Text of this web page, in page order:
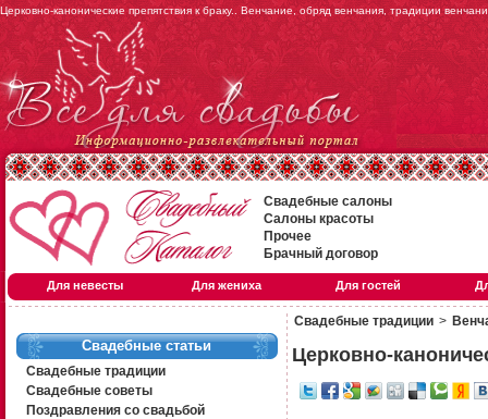
Церковно-канонические препятствия к браку.. Венчание, обряд венчания, традиции
Свадебные салоны
Салоны красоты
Прочее
Брачный договор
Для невесты Для жениха Для гостей
Свадебные статьи
Свадебные традиции
Свадебные советы
Поздравления со свадьбой
Свадебные традиции >
Церковно-